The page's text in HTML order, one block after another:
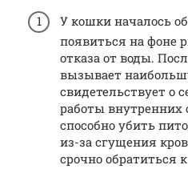
У кошки началось
появиться на фоне
отказа от воды.
вызывает
свидетельствует о
работы внутренних
способно убить
из-за сгущения
срочно обратиться